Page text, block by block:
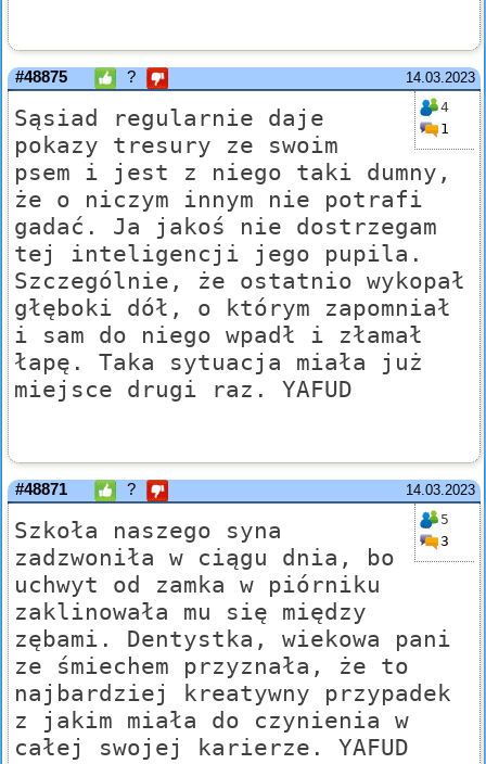
14.03.2023
#48875 ?
4
1
Sąsiad regularnie daje
pokazy tresury ze swoim
psem i jest z niego taki dumny,
że o niczym innym nie potrafi
gadać. Ja jakoś nie dostrzegam
tej inteligencji jego pupila.
Szczególnie, że ostatnio wykopał
głęboki dół, o którym zapomniał
i sam do niego wpadł i złamał
łapę. Taka sytuacja miała już
miejsce drugi raz. YAFUD
14.03.2023
#48871 ?
5
3
Szkoła naszego syna
zadzwoniła w ciągu dnia, bo
uchwyt od zamka w piórniku
zaklinowała mu się między
zębami. Dentystka, wiekowa pani
ze śmiechem przyznała, że to
najbardziej kreatywny przypadek
z jakim miała do czynienia w
całej swojej karierze. YAFUD